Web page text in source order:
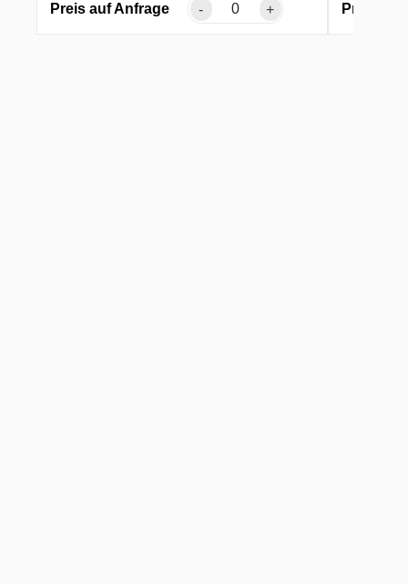
Preis auf Anfrage - + Preis auf